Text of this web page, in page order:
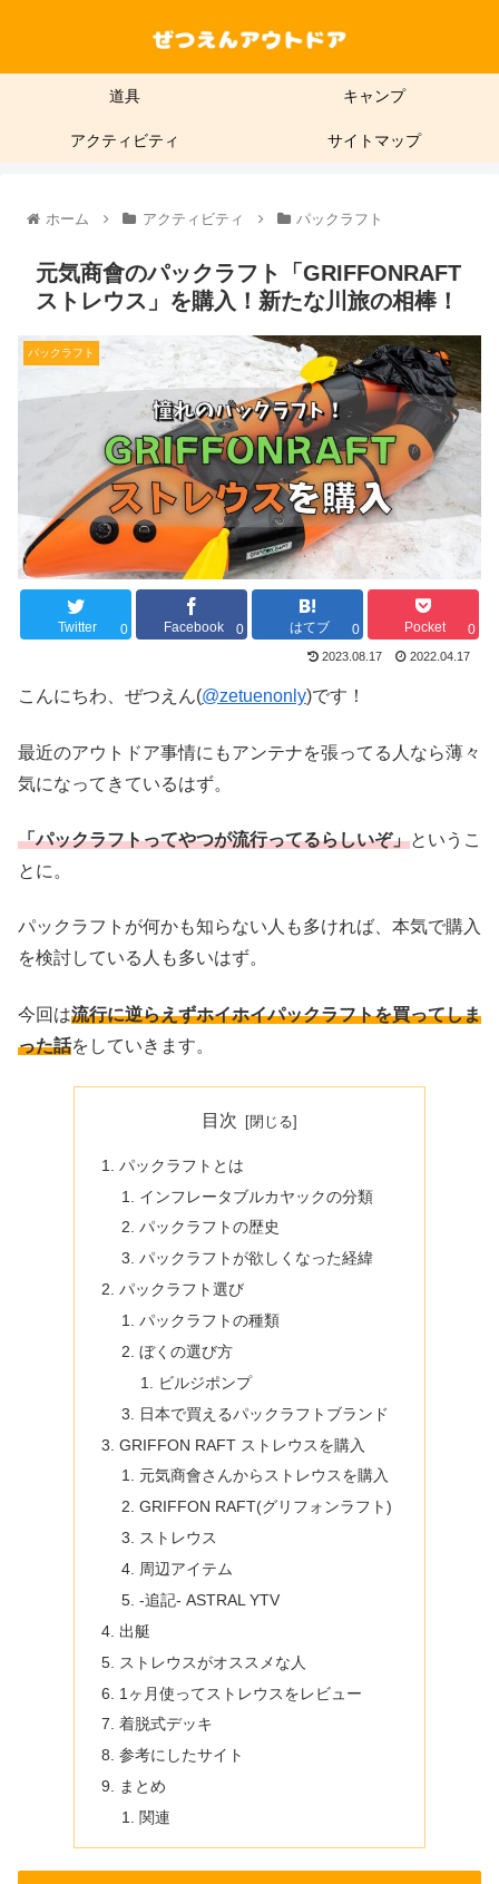
道具 キャンプ
アクティビティ サイトマップ
ホーム アクティビティ パックラフト
元気商會のパックラフト「GRIFFONRAFT
ストレウス」を購入！新たな川旅の相棒！
パックラフト
Twitter 0 Facebook 0 はてブ 0 Pocket 0
2023.08.17 2022.04.17
こんにちわ、ぜつえん(@zetuenonly)です！
最近のアウトドア事情にもアンテナを張ってる人なら薄々
気になってきているはず。
「パックラフトってやつが流行ってるらしいぞ」というこ
とに。
パックラフトが何かも知らない人も多ければ、本気で購入
を検討している人も多いはず。
今回は流行に逆らえずホイホイパックラフトを買ってしま
った話をしていきます。
目次
パックラフトとは
インフレータブルカヤックの分類
パックラフトの歴史
パックラフトが欲しくなった経緯
パックラフト選び
パックラフトの種類
ぼくの選び方
ビルジポンプ
日本で買えるパックラフトブランド
GRIFFON RAFT ストレウスを購入
元気商會さんからストレウスを購入
GRIFFON RAFT(グリフォンラフト)
ストレウス
周辺アイテム
-追記- ASTRAL YTV
出艇
ストレウスがオススメな人
1ヶ月使ってストレウスをレビュー
着脱式デッキ
参考にしたサイト
まとめ
関連